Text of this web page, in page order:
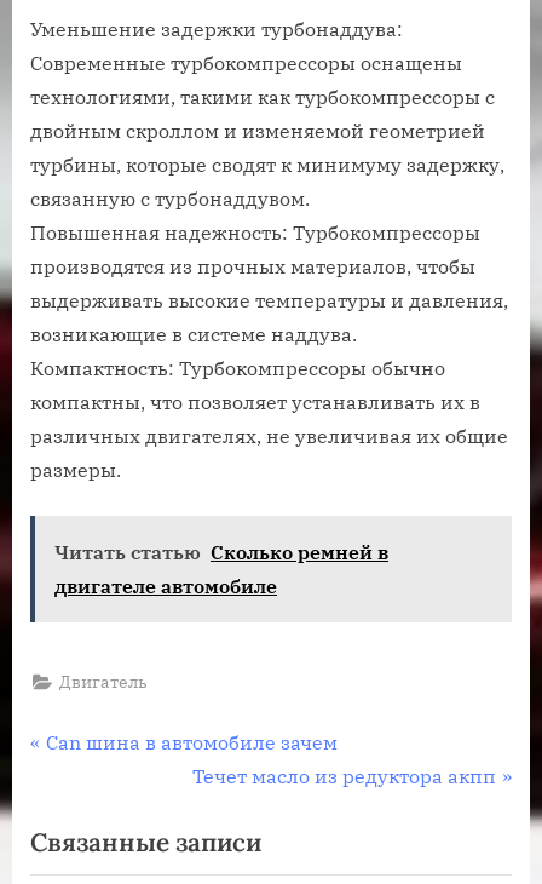
Уменьшение задержки турбонаддува:
Современные турбокомпрессоры оснащены
технологиями, такими как турбокомпрессоры с
двойным скроллом и изменяемой геометрией
турбины, которые сводят к минимуму задержку,
связанную с турбонаддувом.
Повышенная надежность: Турбокомпрессоры
производятся из прочных материалов, чтобы
выдерживать высокие температуры и давления,
возникающие в системе наддува.
Компактность: Турбокомпрессоры обычно
компактны, что позволяет устанавливать их в
различных двигателях, не увеличивая их общие
размеры.
Читать статью Сколько ремней в
двигателе автомобиле
Двигатель
Навигация
записям
П
д
ы
Can шина в автомобиле зачем
С
е
д
Течет масло из редуктора акпп
Связанные записи